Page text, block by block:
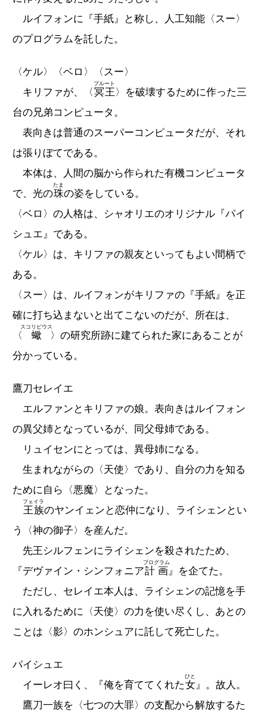
ルイフォンに『手紙』と称し、人工知能〈スー〉
のプログラムを託した。
〈ケル〉〈ベロ〉〈スー〉
キリファが、〈 冥王
プルート
〉を破壊するために作った三
台の兄弟コンピュータ。
表向きは普通のスーパーコンピュータだが、それ
は張りぼてである。
本体は、人間の脳から作られた有機コンピュータ
で、光の珠
たま
の姿をしている。
〈ベロ〉の人格は、シャオリエのオリジナル『パイ
シュエ』である。
〈ケル〉は、キリファの親友といってもよい間柄で
ある。
〈スー〉は、ルイフォンがキリファの『手紙』を正
確に打ち込まないと出てこないのだが、所在は、
〈
蠍
スコリピウス
〉の研究所跡に建てられた家にあることが
分かっている。
鷹刀セレイエ
エルファンとキリファの娘。表向きはルイフォン
の異父姉となっているが、同父母姉である。
リュイセンにとっては、異母姉になる。
生まれながらの〈天使〉であり、自分の力を知る
ために自ら〈悪魔〉となった。
王族
フェイラ
のヤンイェンと恋仲になり、ライシェンとい
う〈神の御子〉を産んだ。
先王シルフェンにライシェンを殺されたため、
『デヴァイン・シンフォニア計画
プログラム
』を企てた。
ただし、セレイエ本人は、ライシェンの記憶を手
に入れるために〈天使〉の力を使い尽くし、あとの
ことは〈影〉のホンシュアに託して死亡した。
パイシュエ
イーレオ曰く、『俺を育ててくれた女
ひと
』。故人。
鷹刀一族を〈七つの大罪〉の支配から解放するた